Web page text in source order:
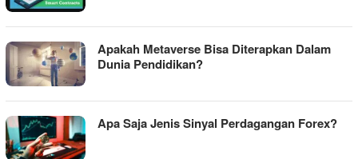
Apakah Metaverse Bisa Diterapkan Dalam
Dunia Pendidikan?
Apa Saja Jenis Sinyal Perdagangan Forex?